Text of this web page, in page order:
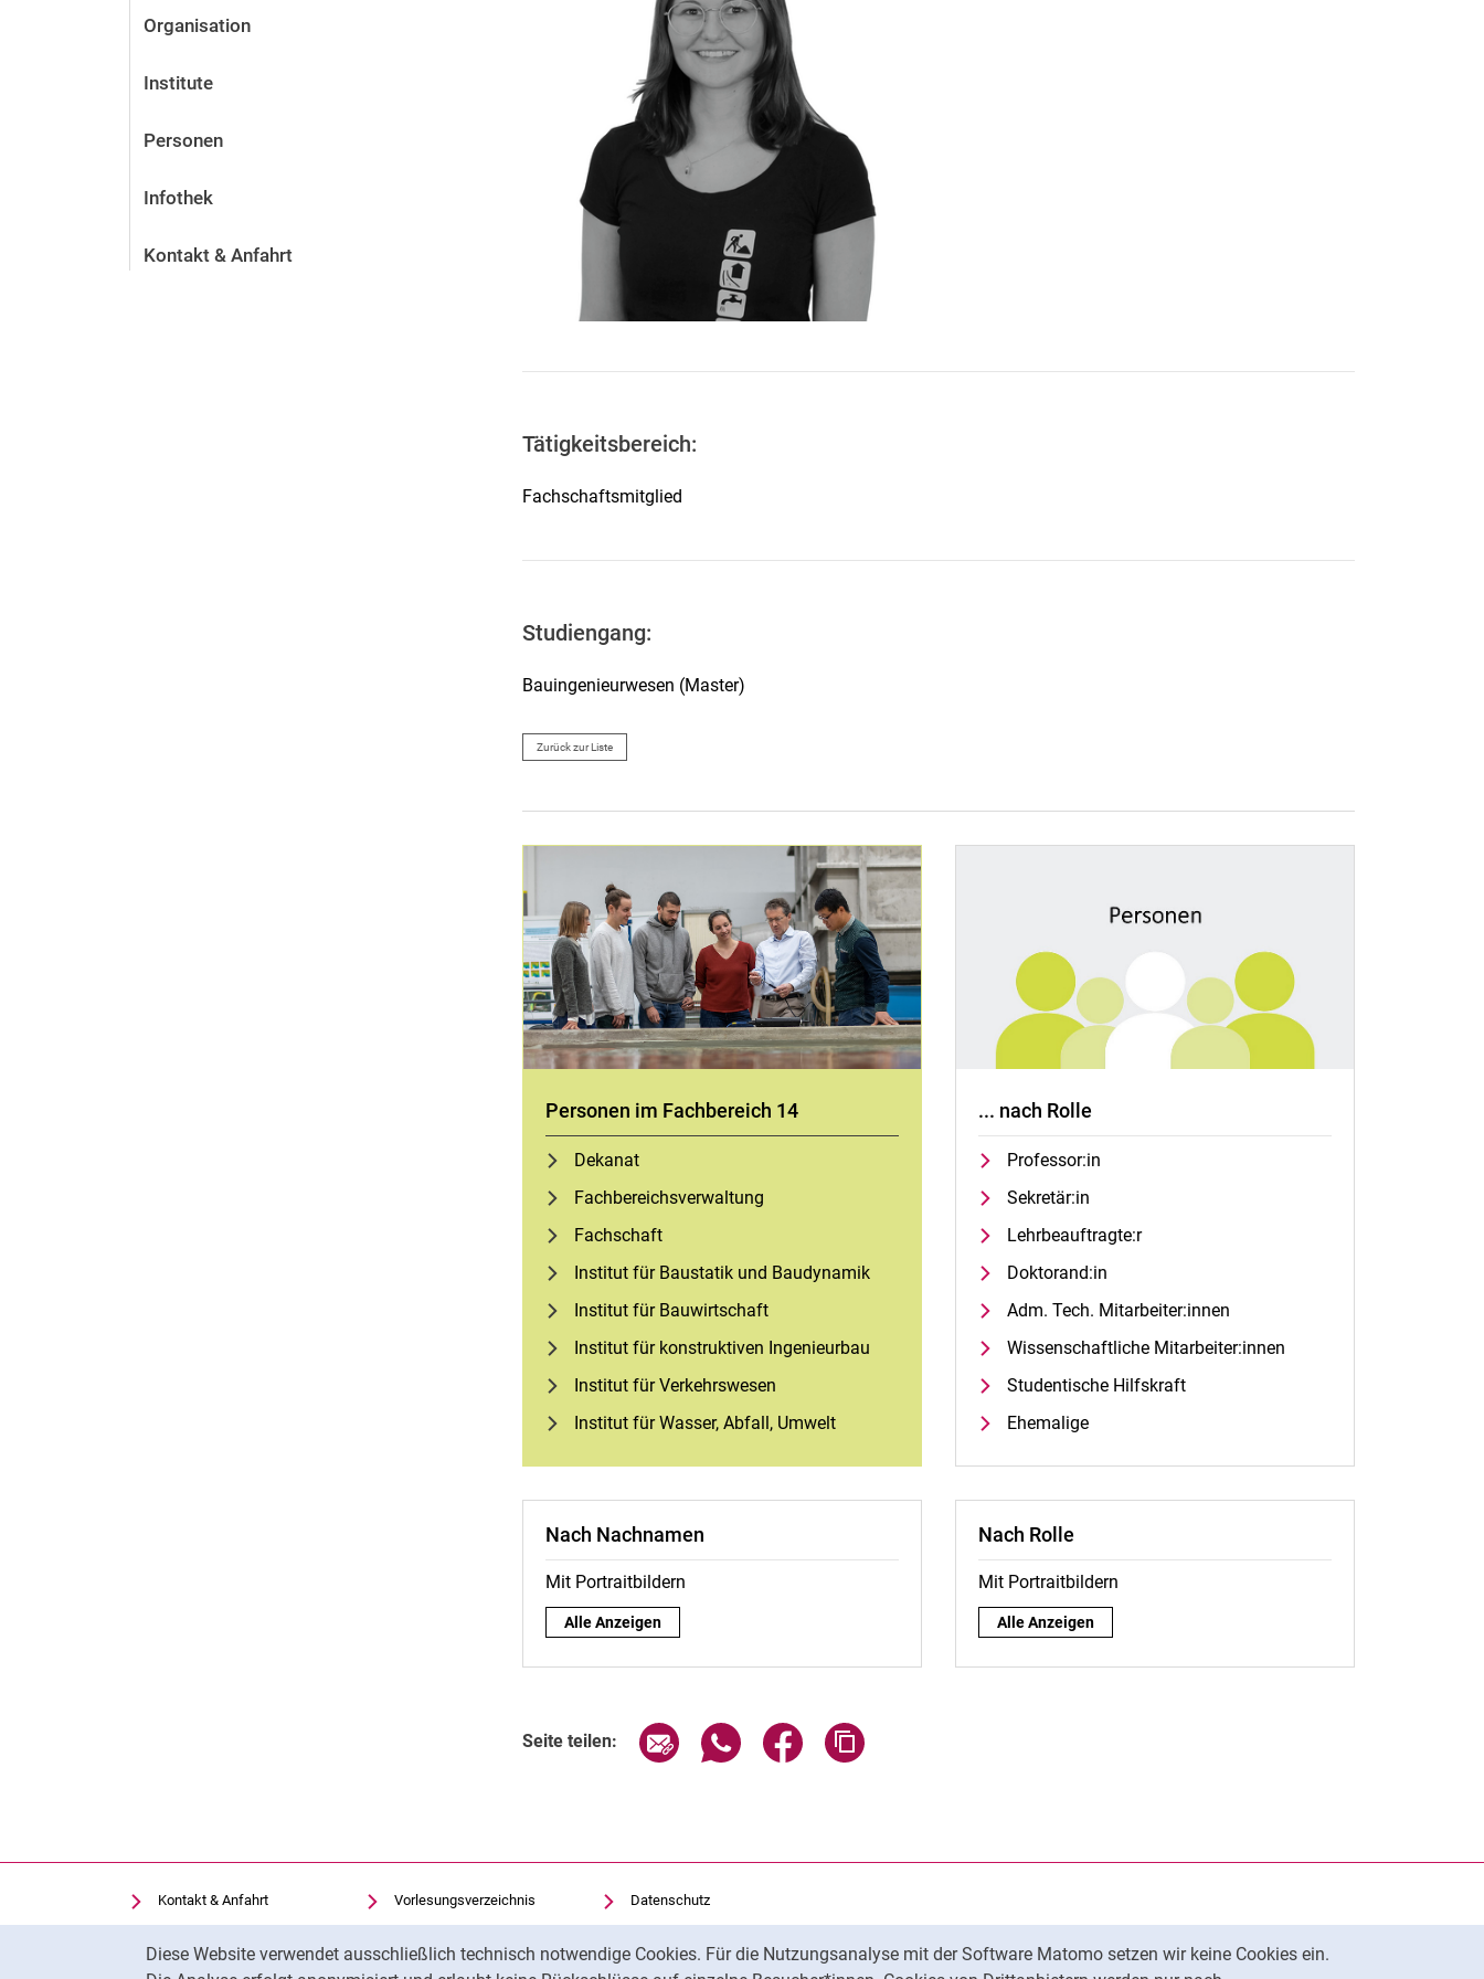
Diese Website verwendet ausschließlich technisch notwendige Cookies. Für die Nutzungsanalyse mit der Software Matomo setzen wir keine Cookies ein.
Organisation
Institute
Personen
Infothek
Kontakt & Anfahrt
Tätigkeitsbereich:
Fachschaftsmitglied
Studiengang:
Bauingenieurwesen (Master)
Zurück zur Liste
Personen im Fachbereich 14
Dekanat
Fach­be­reichs­ver­wal­tung
Fachschaft
Institut für Baustatik und Baudynamik
Institut für Bauwirtschaft
Institut für konstruktiven Ingenieurbau
Institut für Verkehrswesen
Institut für Wasser, Abfall, Umwelt
... nach Rolle
Professor:in
Sekretär:in
Lehrbeauftragte:r
Doktorand:in
Adm. Tech. Mitarbeiter:innen
Wissenschaftliche Mitarbeiter:innen
Studentische Hilfskraft
Ehemalige
Nach Nachnamen
Mit Portraitbildern
Nach Nachnamen:
Alle Anzeigen
Nach Rolle
Mit Portraitbildern
Nach Rolle:
Alle Anzeigen
Seite teilen: Seite über E-Mail teilen
Seite über WhatsApp teilen (externer Link, öffnet neues Fenster)
Seite über Facebook teilen (externer Link, öffnet neues Fenster)
Kontakt & Anfahrt
Einrichtungen suchen
Stellenangebote
Vorlesungsverzeichnis
Uni-Bibliothek
Moodle
Datenschutz
Barrierefreiheit
Transparenter KI-Einsatz